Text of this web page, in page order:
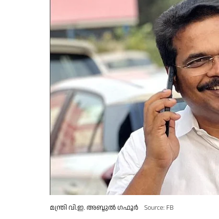
മന്ത്രി വി.ഇ. അബ്ദുൽ ഗഫൂർ Source: FB